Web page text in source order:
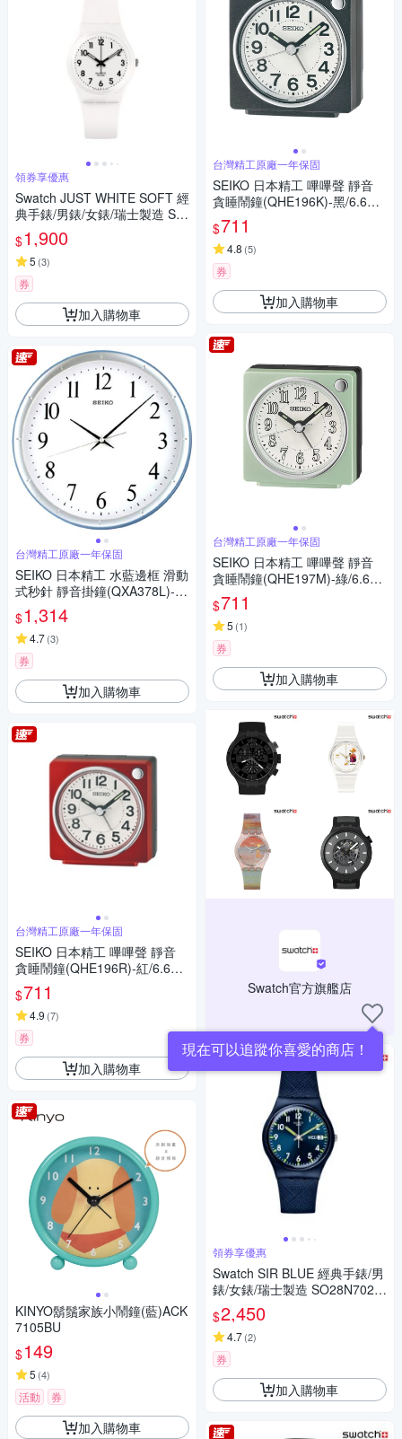
領券享優惠
Swatch JUST WHITE SOFT 經
典手錶/男錶/女錶/瑞士製造 SO
28W107-S14 (34mm)
$1,900
5 (3)
券
加入購物車
台灣精工原廠一年保固
SEIKO 日本精工 水藍邊框 滑動
式秒針 靜音掛鐘(QXA378L)-
藍-白/31cm
$1,314
4.7(3)
券
加入購物車
台灣精工原廠一年保固
SEIKO 日本精工 嗶嗶聲 靜音
貪睡鬧鐘(QHE196R)-紅/6.6X6.
6cm
$711
4.9 (7)
券
加入購物車
KINYO鬍鬚家族小鬧鐘(藍)ACK
7105BU
$149
5 (4)
活動 券
加入購物車
台灣精工原廠一年保固
SEIKO 日本精工 嗶嗶聲 靜音
貪睡鬧鐘(QHE196K)-黑/6.6X6.
6cm
$711
4.8 (5)
券
加入購物車
台灣精工原廠一年保固
SEIKO 日本精工 嗶嗶聲 靜音
貪睡鬧鐘(QHE197M)-綠/6.6X
6.6cm
$711
5 (1)
券
加入購物車
Swatch官方旗艦店
領券享優惠
Swatch SIR BLUE 經典手錶/男
錶/女錶/瑞士製造 SO28N702
(34mm)
$2,450
4.7(2)
券
加入購物車